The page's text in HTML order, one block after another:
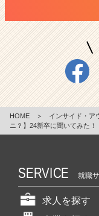
HOME ＞ インサイド・ア
ニ？】24新卒に聞いてみた！
SERVICE 就職
求人を探す